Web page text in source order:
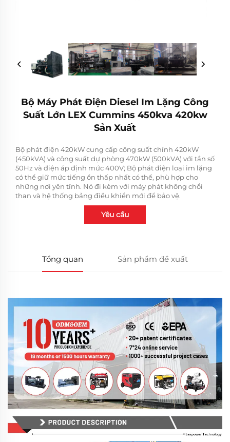
Bộ Máy Phát Điện Diesel Im Lặng Công
Suất Lớn LEX Cummins 450kva 420kw
Sản Xuất
Bộ phát điện 420kW cung cấp công suất chính 420kW
(450kVA) và công suất dự phòng 470kW (500kVA) với tần số
50Hz và điện áp định mức 400V; Bộ phát điện loại im lặng
có thể giữ mức tiếng ồn thấp nhất có thể, phù hợp cho
những nơi yên tĩnh. Nó đi kèm với máy phát không chổi
than và hệ thống bảng điều khiển mới để bảo vệ.
Yêu cầu
Tổng quan Sản phẩm đề xuất